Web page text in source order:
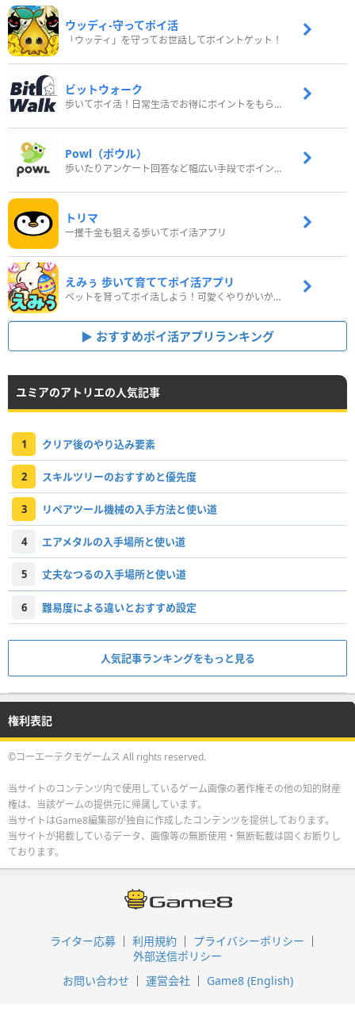
ウッディ‐守ってポイ活
「ウッディ」を守ってお世話してポイントゲット！
ビットウォーク
歩いてポイ活！日常生活でお得にポイントをもらおう
Powl（ポウル）
歩いたりアンケート回答など幅広い手段でポイントをゲット
トリマ
一攫千金も狙える歩いてポイ活アプリ
えみぅ 歩いて育ててポイ活アプリ
ペットを育ってポイ活しよう！可愛くやりがいがある新感覚アプリ
おすすめポイ活アプリランキング
ユミアのアトリエの人気記事
1 クリア後のやり込み要素
2 スキルツリーのおすすめと優先度
3 リペアツール機械の入手方法と使い道
4 エアメタルの入手場所と使い道
5 丈夫なつるの入手場所と使い道
6 難易度による違いとおすすめ設定
人気記事ランキングをもっと見る
権利表記
©コーエーテクモゲームス All rights reserved.
当サイトのコンテンツ内で使用しているゲーム画像の著作権その他の知的財産
権は、当該ゲームの提供元に帰属しています。
当サイトはGame8編集部が独自に作成したコンテンツを提供しております。
当サイトが掲載しているデータ、画像等の無断使用・無断転載は固くお断りし
ております。
ライター応募 利用規約
プライバシーポリシー
外部送信ポリシー
お問い合わせ
運営会社 Game8 (English)